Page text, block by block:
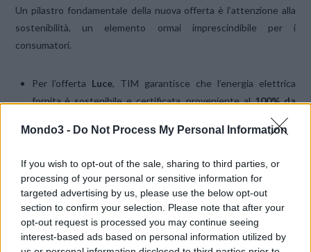
Mondo3 - Do Not Process My Personal Information
If you wish to opt-out of the sale, sharing to third parties, or
processing of your personal or sensitive information for
targeted advertising by us, please use the below opt-out
section to confirm your selection. Please note that after your
opt-out request is processed you may continue seeing
interest-based ads based on personal information utilized by
Un pilastro fondamentale della nuova offerta è l’attenzione alla
sostenibilità, un elemento ormai imprescindibile per i
consumatori.
Per l’offerta Luce, TIM garantisce che l’energia elettrica
fornita è sostenibile e certificata, proveniente al100% da
Per l’offertaGas, l’impegno si traduce nellacompensazione
Questa doppia anima (prezzo stabile per la luce e rispetto per
l’ambiente) permette alle famiglie non solo di pianificare meglio le
spese e ridurre l’esposizione alla volatilità dei prezzi, ma anche di
contribuire attivamente a un consumo più responsabile.